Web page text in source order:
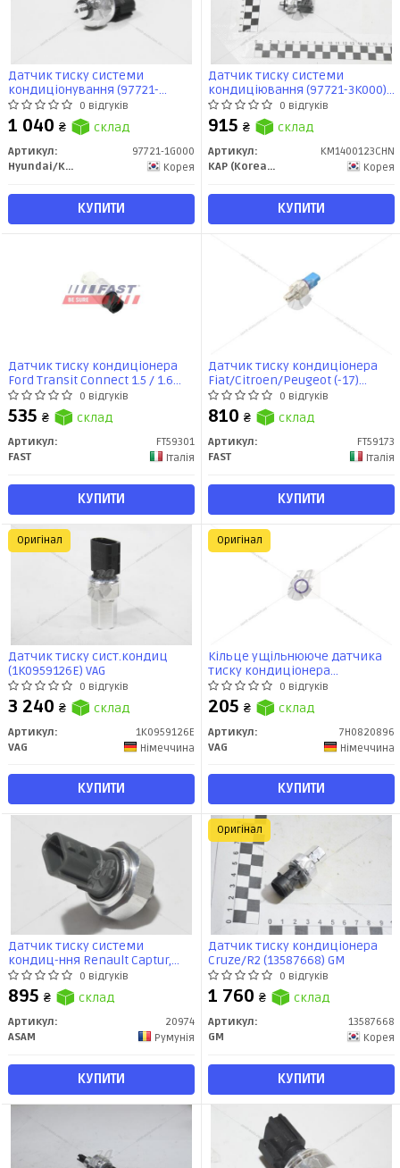
Датчик тиску системи
кондиціонування (97721-
1G000) Mobis0 відгуків
1 040 ₴ склад
Артикул:
97721-1G000
Hyundai/Kia/Mobis
Корея
КУПИТИ
Датчик тиску системи
кондиціювання (97721-3K000)
Hyundai/KIA (KM1400123CHN)
KAP
0 відгуків
915 ₴ склад
Артикул:
KM1400123CHN
KAP (KoreaAutoParts)
Корея
КУПИТИ
Датчик тиску кондиціонера
Ford Transit Connect 1.5 / 1.6
TDCI (13-) (FT59301) Fast
0 відгуків
535 ₴ склад
Артикул:
FT59301
FAST
Італія
КУПИТИ
Датчик тиску кондиціонера
Fiat/Citroen/Peugeot (-17)
(FT59173) Fast0 відгуків
810 ₴ склад
Артикул:
FT59173
FAST
Італія
КУПИТИ
Датчик тиску сист.кондиц
(1K0959126E) VAG
0 відгуків
3 240 ₴ склад
Артикул:
1K0959126E
VAG
Німеччина
КУПИТИ
Оригінал
Кiльце ущільнююче датчика
тиску кондицiонера
VW/Audi/Skoda/Seat (95-)
(7H0820896) VAG
0 відгуків
205 ₴ склад
Артикул:
7H0820896
VAG
Німеччина
КУПИТИ
Оригінал
Датчик тиску системи
кондиц-ння Renault Captur,
Master III, Clio IV,Megane III,IV,
Master III, Kadjar,Zoe,Trafic
(20974) Asam
0 відгуків
895 ₴ склад
Артикул:
20974
ASAM
Румунія
КУПИТИ
Датчик тиску кондиціонера
Cruze/R2 (13587668) GM
0 відгуків
1 760 ₴ склад
Артикул:
13587668
GM
Корея
КУПИТИ
Оригінал